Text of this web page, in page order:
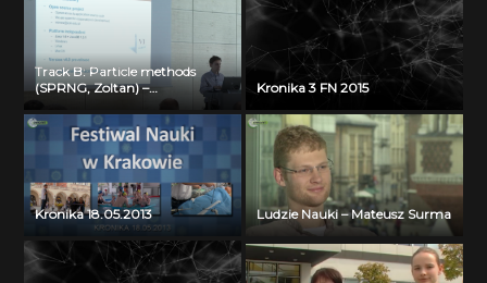
Track B: Particle methods
(SPRNG, Zoltan) –
Visualization Bartosz Borucki
(ICM UW)
Kronika 3 FN 2015
Kronika 18.05.2013 Ludzie Nauki – Mateusz Surma